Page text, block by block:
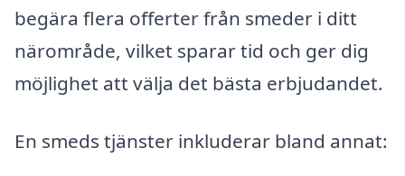
begära flera offerter från smeder i ditt
närområde, vilket sparar tid och ger dig
möjlighet att välja det bästa erbjudandet.
En smeds tjänster inkluderar bland annat: